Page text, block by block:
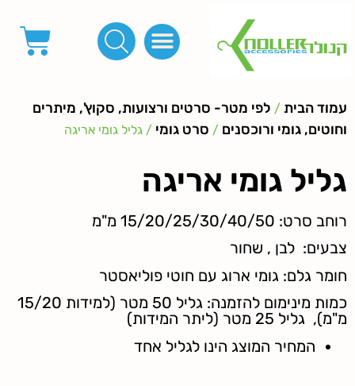
עמוד הבית / לפי מטר- סרטים ורצועות, סקוץ', מיתרים
וחוטים, גומי ורוכסנים / סרט גומי / גליל גומי אריגה
גליל גומי אריגה
רוחב סרט: 15/20/25/30/40/50 מ"מ
צבעים: לבן , שחור
חומר גלם: גומי ארוג עם חוטי פוליאסטר
כמות מינימום להזמנה: גליל 50 מטר (למידות 15/20
מ"מ), גליל 25 מטר (ליתר המידות)
המחיר המוצג הינו לגליל אחד